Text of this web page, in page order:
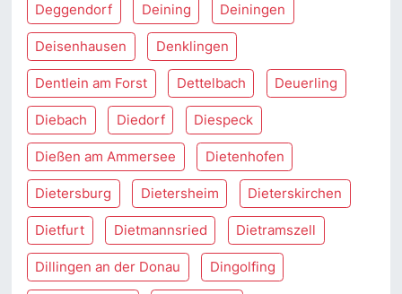
Deggendorf Deining Deiningen
Deisenhausen Denklingen
Dentlein am Forst Dettelbach Deuerling
Diebach Diedorf Diespeck
Dießen am Ammersee Dietenhofen
Dietersburg Dietersheim Dieterskirchen
Dietfurt Dietmannsried Dietramszell
Dillingen an der Donau Dingolfing